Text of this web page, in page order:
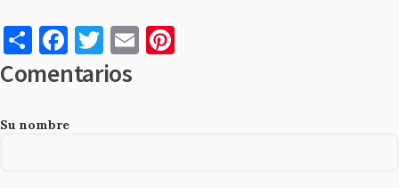
S
h
ar
e
F
a
c
e
T
w
it
E
m
Comentarios
Su nombre